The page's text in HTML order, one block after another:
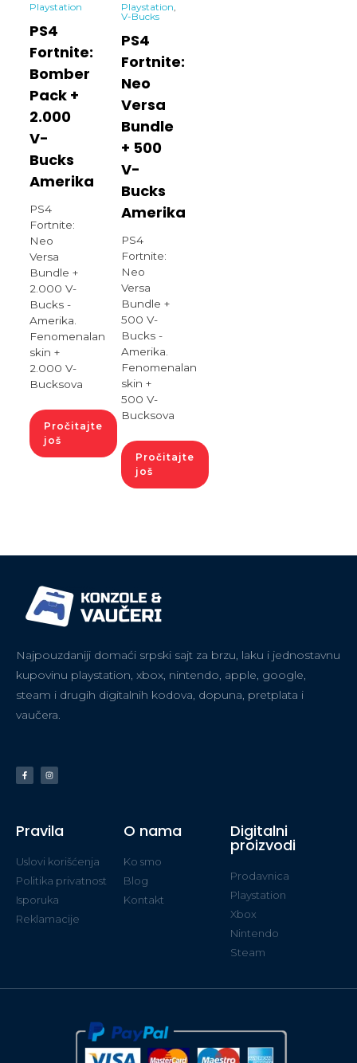
Playstation
PS4
Fortnite:
Bomber
Pack +
2.000
V-
Bucks
Amerika
PS4
Fortnite:
Neo
Versa
Bundle +
2.000 V-
Bucks -
Amerika.
Fenomenalan
skin +
2.000 V-
Bucksova
Pročitajte
još
Playstation,
V-Bucks
PS4
Fortnite:
Neo
Versa
Bundle
+ 500
V-
Bucks
Amerika
PS4
Fortnite:
Neo
Versa
Bundle +
500 V-
Bucks -
Amerika.
Fenomenalan
skin +
500 V-
Bucksova
Pročitajte
još
Najpouzdaniji domaći srpski sajt za brzu, laku i jednostavnu
kupovinu playstation, xbox, nintendo, apple, google,
steam i drugih digitalnih kodova, dopuna, pretplata i
vaučera.
Pravila
Uslovi korišćenja
Politika privatnost
Isporuka
Reklamacije
O nama
Ko smo
Blog
Kontakt
Digitalni
proizvodi
Prodavnica
Playstation
Xbox
Nintendo
Steam